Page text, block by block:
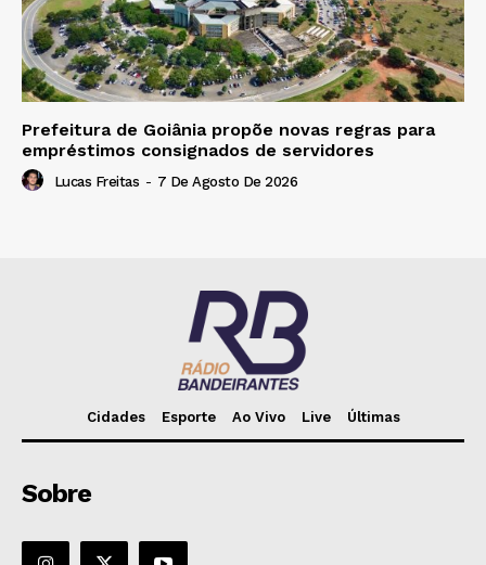
Prefeitura de Goiânia propõe novas regras para
empréstimos consignados de servidores
Lucas Freitas - 7 De Agosto De 2026
Cidades Esporte Ao Vivo Live Últimas
Sobre